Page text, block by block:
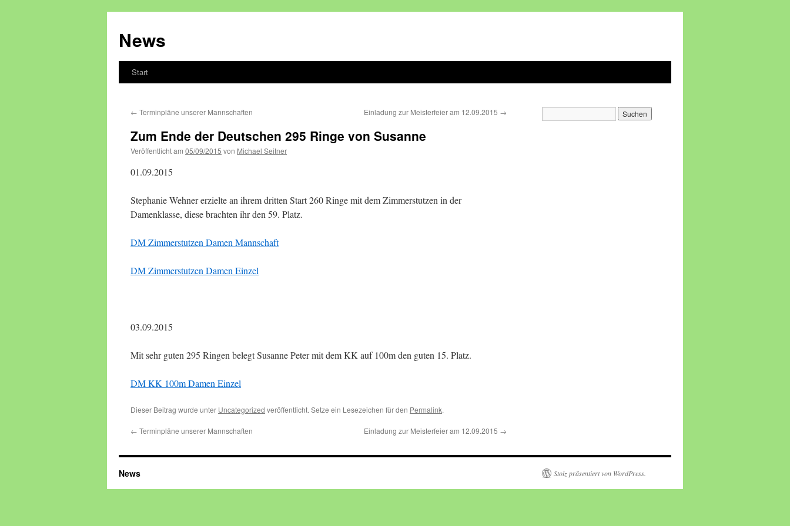
springen
News
Start
← Terminpläne unserer Mannschaften Einladung zur Meisterfeier am 12.09.2015 →
Zum Ende der Deutschen 295 Ringe von Susanne
Veröffentlicht am 05/09/2015 von Michael Seitner
01.09.2015
Stephanie Wehner erzielte an ihrem dritten Start 260 Ringe mit dem Zimmerstutzen in der
Damenklasse, diese brachten ihr den 59. Platz.
DM Zimmerstutzen Damen Mannschaft
DM Zimmerstutzen Damen Einzel
03.09.2015
Mit sehr guten 295 Ringen belegt Susanne Peter mit dem KK auf 100m den guten 15. Platz.
DM KK 100m Damen Einzel
Dieser Beitrag wurde unter Uncategorized veröffentlicht. Setze ein Lesezeichen für den Permalink.
← Terminpläne unserer Mannschaften Einladung zur Meisterfeier am 12.09.2015 →
News Stolz präsentiert von WordPress.